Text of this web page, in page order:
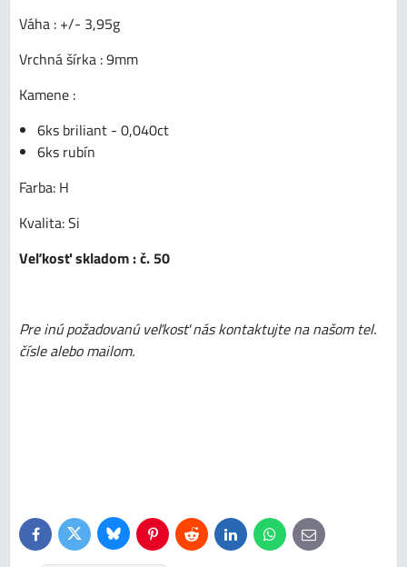
Váha : +/- 3,95g
Vrchná šírka : 9mm
Kamene :
6ks briliant - 0,040ct
6ks rubín
Farba: H
Kvalita: Si
Veľkosť skladom : č. 50
Pre inú požadovanú veľkosť nás kontaktujte na našom tel.
čísle alebo mailom.
FacebookTwitterBlueskyPinterestReddit LinkedInWhatsApp
E-
mail